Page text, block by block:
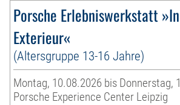
Porsche Erlebniswerkstatt
Exterieur«
(Altersgruppe 13-16 Jahre)
Montag, 10.08.2026 bis Donnerstag,
Porsche Experience Center Leipzig